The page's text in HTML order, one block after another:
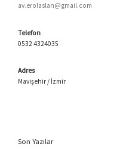
av.erolaslan@gmail.com
Telefon
0532 4324035
Adres
Mavişehir / İzmir
Son Yazılar